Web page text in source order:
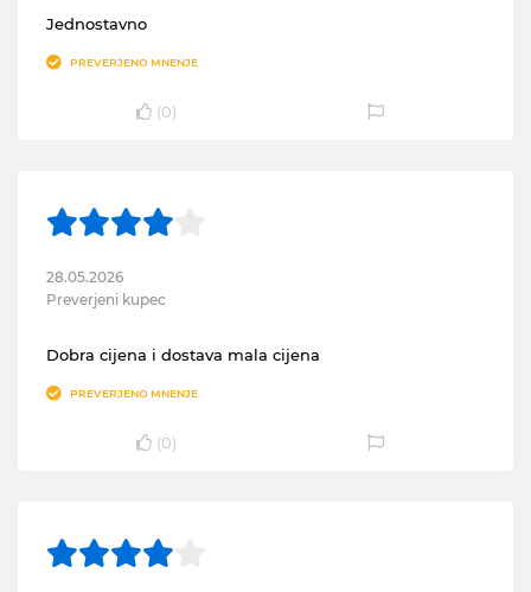
Jednostavno
PREVERJENO MNENJE
(0)
28.05.2026
Preverjeni kupec
Dobra cijena i dostava mala cijena
PREVERJENO MNENJE
(0)